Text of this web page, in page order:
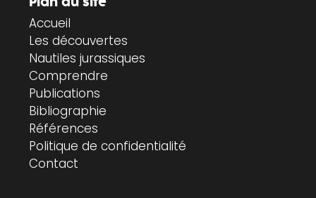
Accueil
Les découvertes
Nautiles jurassiques
Comprendre
Publications
Bibliographie
Références
Politique de confidentialité
Contact